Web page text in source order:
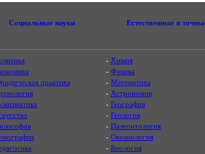
Социальные науки Естественные и
практика
- Химия
- Физика
- Математика
- Астрономия
- География
- Геология
- Палеонтология
- Океанология
- Биология